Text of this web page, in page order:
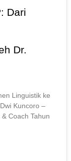
Dari
Dr.
Linguistik ke
Kuncoro –
Coach Tahun